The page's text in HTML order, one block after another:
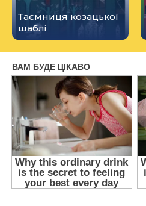
Таємниця козацької
шаблі